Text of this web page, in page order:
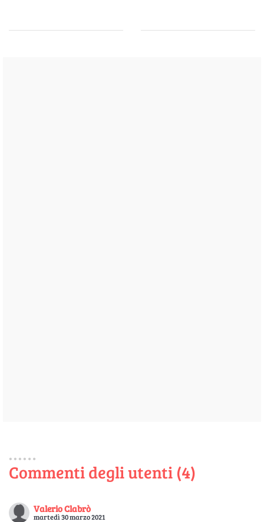
Commenti degli utenti (4)
Valerio Clabrò
martedì 30 marzo 2021